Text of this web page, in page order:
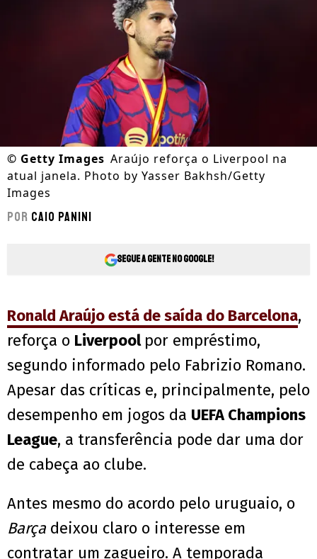
© Getty Images Araújo reforça o Liverpool na
atual janela. Photo by Yasser Bakhsh/Getty
Images
Por Caio Panini
Segue a gente no Google!
Ronald Araújo está de saída do Barcelona,
reforça o Liverpool por empréstimo,
segundo informado pelo Fabrizio Romano.
Apesar das críticas e, principalmente, pelo
desempenho em jogos da UEFA Champions
League, a transferência pode dar uma dor
de cabeça ao clube.
Antes mesmo do acordo pelo uruguaio, o
Barça deixou claro o interesse em
contratar um zagueiro. A temporada